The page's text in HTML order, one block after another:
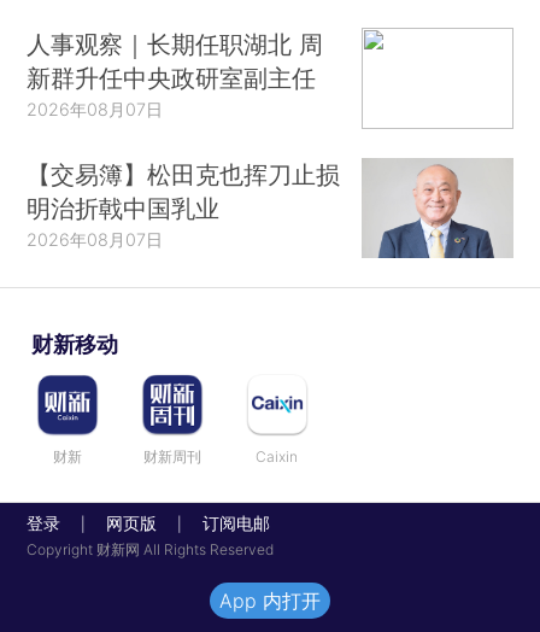
人事观察｜长期任职湖北 周
新群升任中央政研室副主任
2026年08月07日
【交易簿】松田克也挥刀止损
明治折戟中国乳业
2026年08月07日
财新移动
财新 财新周刊 Caixin
登录 网页版 订阅电邮
Copyright 财新网 All Rights Reserved
App 内打开